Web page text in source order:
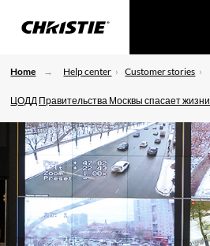
Home Help center Customer stories
ЦОДД Правительства Москвы спасает жизни